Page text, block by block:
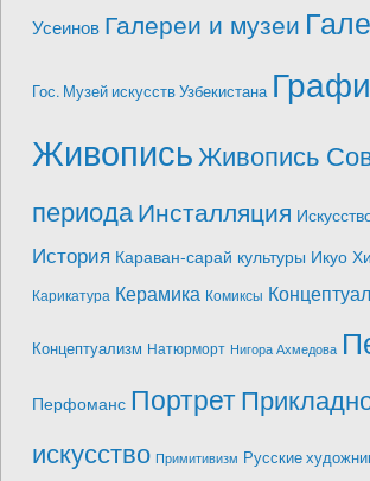
Усеинов Галереи и музеи
Гос. Музей искусств Узбекистана
ЖивописьЖивопись
периодаИнсталляция
История Караван-сарай культуры Икуо
Карикатура Керамика Комиксы
Концептуализм Натюрморт Нигора Ахмедова
Перфоманс Портрет
искусство Примитивизм Русские